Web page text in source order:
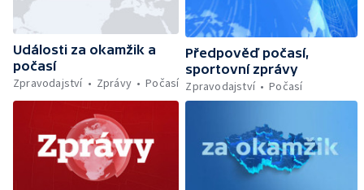
Události za okamžik a
počasí
Zpravodajství
Zprávy Počasí
Předpověď počasí,
sportovní zprávy
Zpravodajství
Počasí